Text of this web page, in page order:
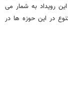
رویداد به شمار می
در این حوزه ها در